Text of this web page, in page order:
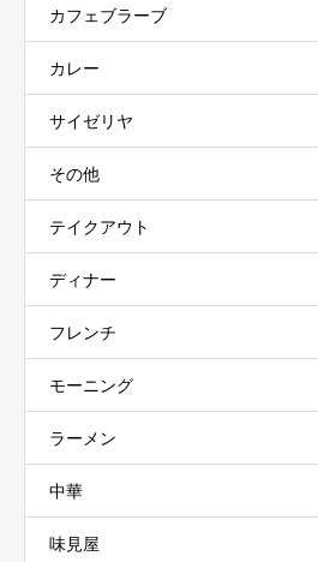
カフェブラーブ
カレー
サイゼリヤ
その他
テイクアウト
ディナー
フレンチ
モーニング
ラーメン
中華
味見屋